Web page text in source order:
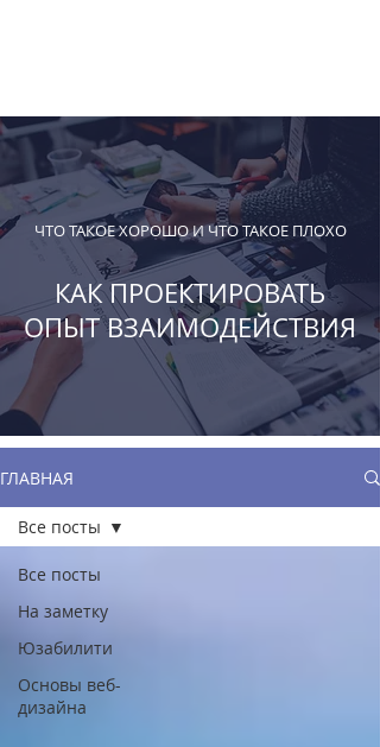
ЧТО ТАКОЕ ХОРОШО И ЧТО ТАКОЕ ПЛОХО
КАК ПРОЕКТИРОВАТЬ
ОПЫТ ВЗАИМОДЕЙСТВИЯ
ГЛАВНАЯ
Все посты
На заметку
Юзабилити
Основы веб-
дизайна
Все посты